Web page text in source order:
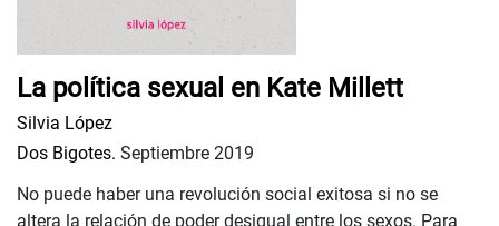
La política sexual en Kate Millett
Silvia López
Dos Bigotes. Septiembre 2019
No puede haber una revolución social exitosa si no se
altera la relación de poder desigual entre los sexos. Para